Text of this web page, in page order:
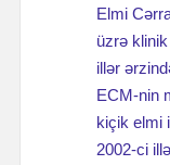
Elmi
üzrə
illər
ECM-nin
kiçik elmi
2002-ci